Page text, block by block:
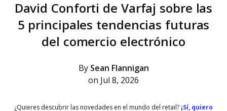
David Conforti de Varfaj sobre las
5 principales tendencias futuras
del comercio electrónico
By Sean Flannigan
on Jul 8, 2026
¿Quieres descubrir las novedades en el mundo del retail? ¡Sí, quiero